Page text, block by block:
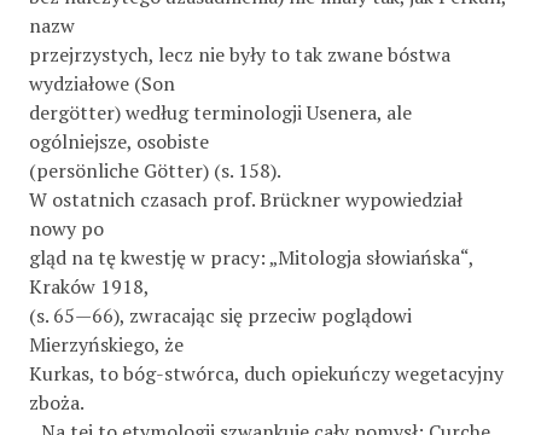
nazw
przejrzystych, lecz nie były to tak zwane bóstwa
wydziałowe (Son­
dergötter) według terminologji Usenera, ale
ogólniejsze, osobiste
(persönliche Götter) (s. 158).
W ostatnich czasach prof. Brückner wypowiedział
nowy po­
gląd na tę kwestję w pracy: „Mitologja słowiańska“,
Kraków 1918,
(s. 65—66), zwracając się przeciw poglądowi
Mierzyńskiego, że
Kurkas, to bóg-stwórca, duch opiekuńczy wegetacyjny
zboża.